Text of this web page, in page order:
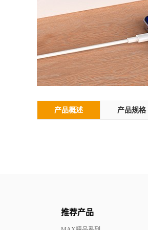
产品概述 产品规格
推荐产品